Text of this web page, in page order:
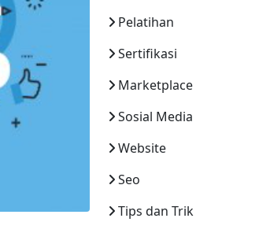
Pelatihan
Sertifikasi
Marketplace
Sosial Media
Website
Seo
Tips dan Trik